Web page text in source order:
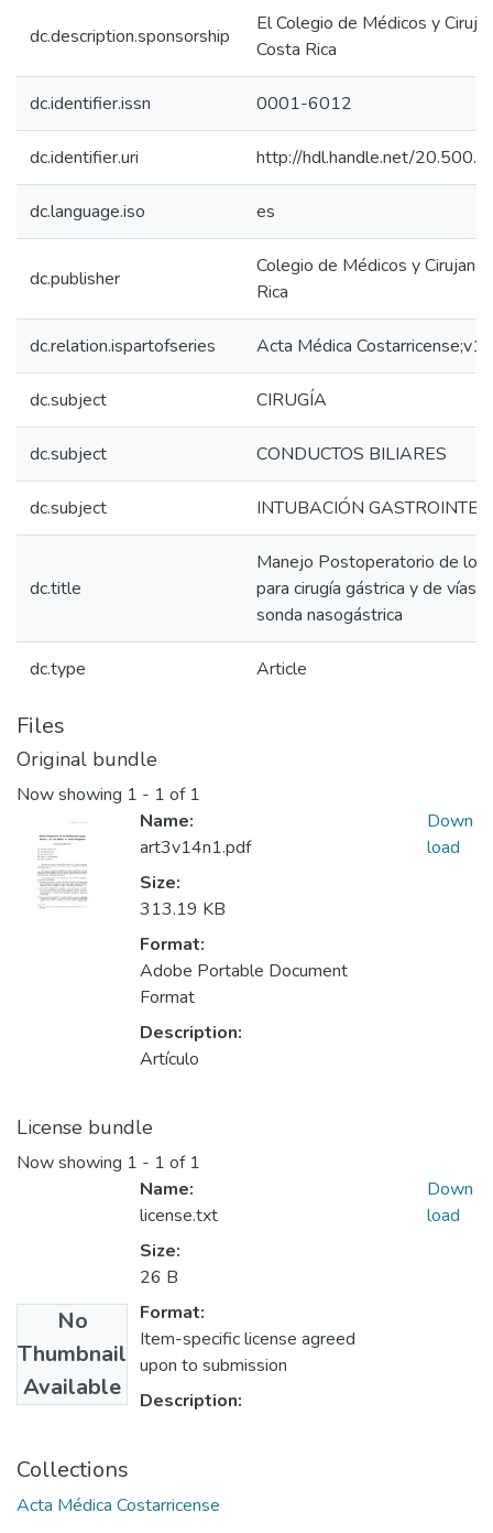
dc.description.sponsorship
El Colegio de Médicos y
Costa Rica
dc.identifier.issn 0001-6012
dc.identifier.uri http://hdl.handle.net/
dc.language.iso es
dc.publisher
Colegio de Médicos y
Rica
dc.relation.ispartofseries Acta Médica
dc.subject CIRUGÍA
dc.subject CONDUCTOS BILIARES
dc.subject INTUBACIÓN
dc.title
Manejo Postoperatorio de los
para cirugía gástrica y de vías
sonda nasogástrica
dc.type Article
Files
Original bundle
Now showing 1 - 1 of 1
Name:
art3v14n1.pdf
Size:
313.19 KB
Format:
Adobe Portable Document
Format
Description:
Artículo
Down
load
License bundle
Now showing 1 - 1 of 1
No
Thumbnail
Available
Name:
license.txt
Size:
26 B
Format:
Item-specific license agreed
upon to submission
Description:
Down
load
Collections
Acta Médica Costarricense